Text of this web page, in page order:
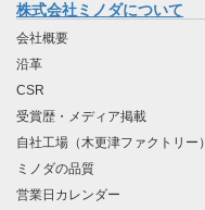
株式会社ミノダについて
会社概要
沿革
CSR
受賞歴・メディア掲載
自社工場（木更津ファクトリー）
ミノダの品質
営業日カレンダー